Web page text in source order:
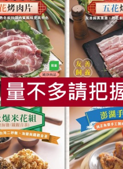
200公克
葷
冷凍
$250
食譜 減硝酸鹽 雞蛋